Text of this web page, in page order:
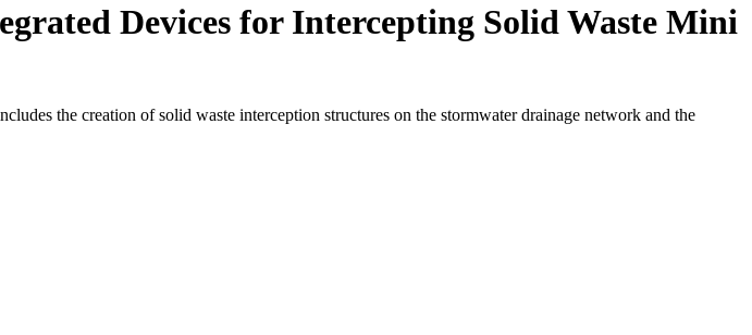
Devices for Intercepting Solid Waste Mini
the creation of solid waste interception structures on the stormwater drainage network and the